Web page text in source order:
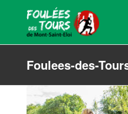
Foulees-des-